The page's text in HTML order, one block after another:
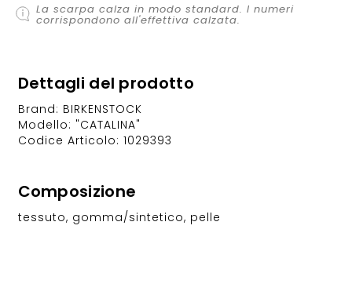
La scarpa calza in modo standard. I numeri
corrispondono all'effettiva calzata.
Dettagli del prodotto
Brand: BIRKENSTOCK
Modello: "CATALINA"
Codice Articolo: 1029393
Composizione
tessuto, gomma/sintetico, pelle